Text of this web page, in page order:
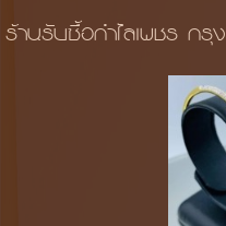
ร้านรับซื้อกำไลเพชร กรุ